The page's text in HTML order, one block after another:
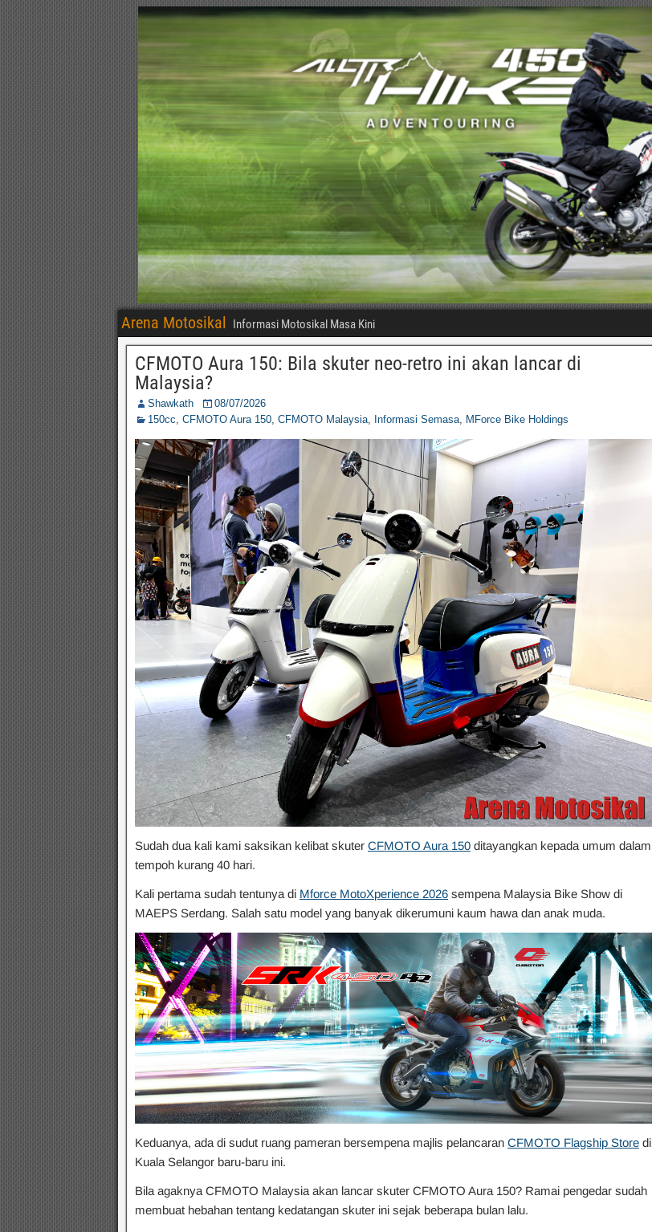
Arena Motosikal Informasi Motosikal Masa Kini
CFMOTO Aura 150: Bila skuter neo-retro ini akan lancar di
Malaysia?
Shawkath
08/07/2026
150cc, CFMOTO Aura 150, CFMOTO Malaysia, Informasi Semasa, MForce Bike Holdings
Sudah dua kali kami saksikan kelibat skuter CFMOTO Aura 150 ditayangkan kepada umum dalam
tempoh kurang 40 hari.
Kali pertama sudah tentunya di Mforce MotoXperience 2026 sempena Malaysia Bike Show di
MAEPS Serdang. Salah satu model yang banyak dikerumuni kaum hawa dan anak muda.
Keduanya, ada di sudut ruang pameran bersempena majlis pelancaran CFMOTO Flagship Store di
Kuala Selangor baru-baru ini.
Bila agaknya CFMOTO Malaysia akan lancar skuter CFMOTO Aura 150? Ramai pengedar sudah
membuat hebahan tentang kedatangan skuter ini sejak beberapa bulan lalu.